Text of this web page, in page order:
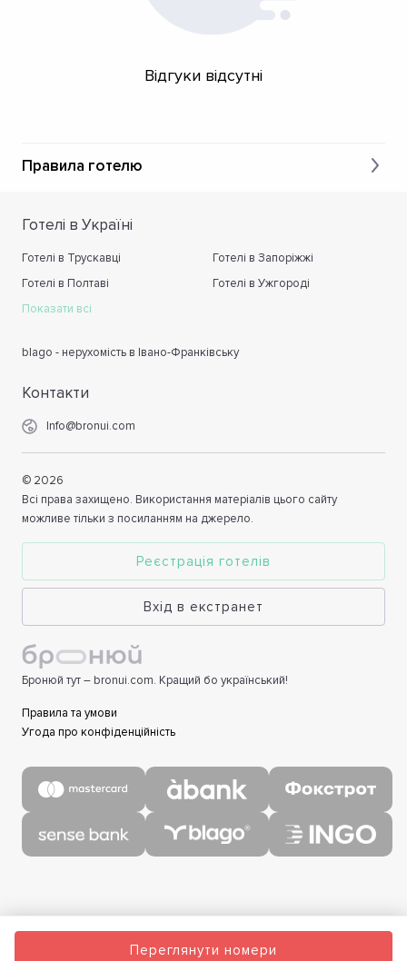
Відгуки відсутні
Правила готелю
Переглянути номери
Готелі в Україні
Готелі в Трускавці
Готелі в Запоріжжі
Готелі в Полтаві
Готелі в Ужгороді
Показати всі
blago - нерухомість в Івано-Франківську
Контакти
Info@bronui.com
© 2026
Всі права захищено. Використання матеріалів цього сайту
можливе тільки з посиланням на джерело.
Реєстрація готелів
Вхід в екстранет
Бронюй тут – bronui.com. Кращий бо український!
Правила та умови
Угода про конфіденційність